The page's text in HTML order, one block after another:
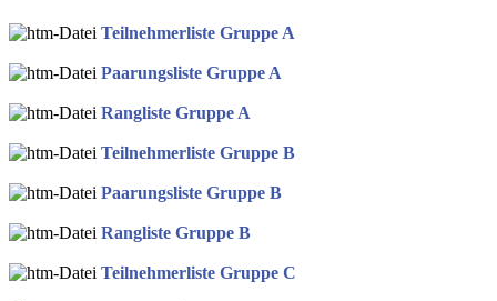
Teilnehmerliste Gruppe A
Paarungsliste Gruppe A
Rangliste Gruppe A
Teilnehmerliste Gruppe B
Paarungsliste Gruppe B
Rangliste Gruppe B
Teilnehmerliste Gruppe C